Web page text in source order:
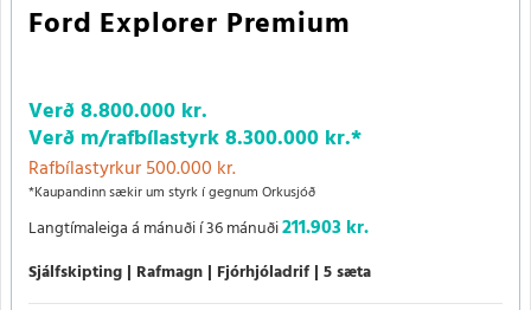
Ford Explorer Premium
Verð8.800.000 kr.
Verð m/rafbílastyrk8.300.000 kr.*
Rafbílastyrkur 500.000 kr.
*Kaupandinn sækir um styrk í gegnum Orkusjóð
Langtímaleiga á mánuði í 36 mánuði211.903 kr.
Sjálfskipting Rafmagn Fjórhjóladrif 5 sæta